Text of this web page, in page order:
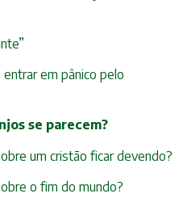
entrar em pânico pelo
se parecem?
um cristão ficar devendo?
o fim do mundo?